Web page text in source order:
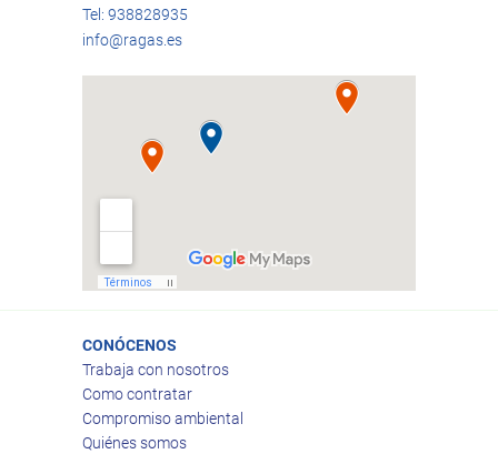
Tel: 938828935
info@ragas.es
CONÓCENOS
Trabaja con nosotros
Como contratar
Compromiso ambiental
Quiénes somos